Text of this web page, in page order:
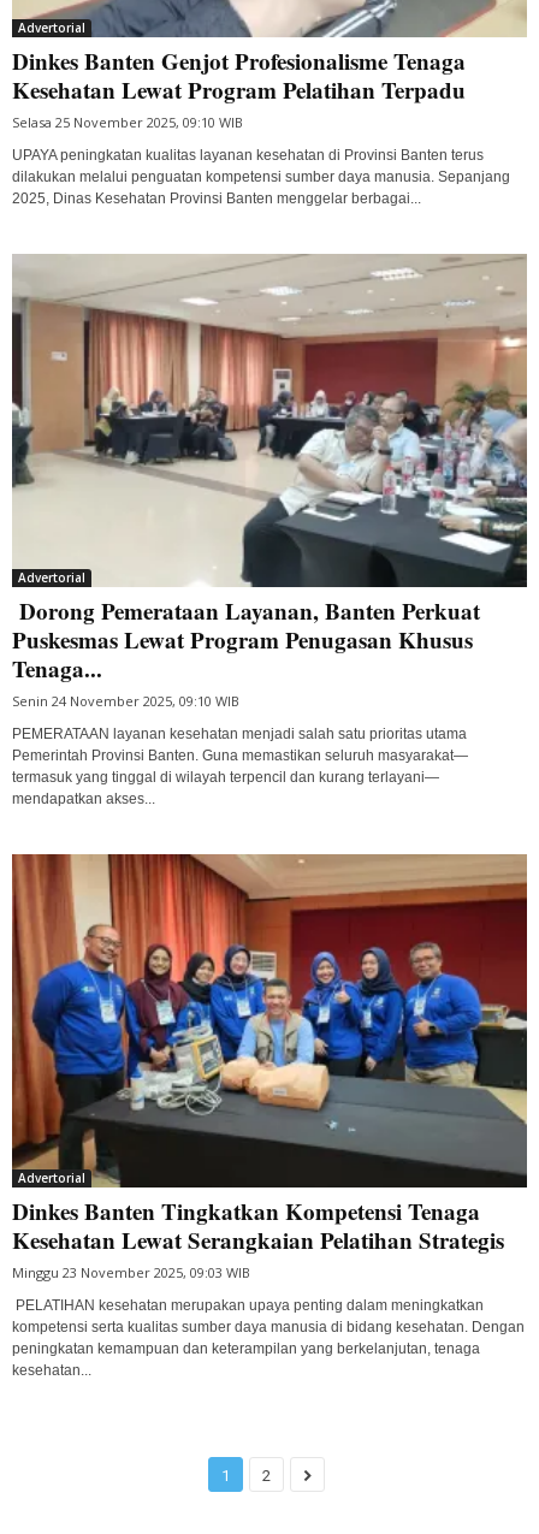
Advertorial
Dinkes Banten Genjot Profesionalisme Tenaga
Kesehatan Lewat Program Pelatihan Terpadu
Selasa 25 November 2025, 09:10 WIB
UPAYA peningkatan kualitas layanan kesehatan di Provinsi Banten terus
dilakukan melalui penguatan kompetensi sumber daya manusia. Sepanjang
2025, Dinas Kesehatan Provinsi Banten menggelar berbagai...
Advertorial
Dorong Pemerataan Layanan, Banten Perkuat
Puskesmas Lewat Program Penugasan Khusus
Tenaga...
Senin 24 November 2025, 09:10 WIB
PEMERATAAN layanan kesehatan menjadi salah satu prioritas utama
Pemerintah Provinsi Banten. Guna memastikan seluruh masyarakat—
termasuk yang tinggal di wilayah terpencil dan kurang terlayani—
mendapatkan akses...
Advertorial
Dinkes Banten Tingkatkan Kompetensi Tenaga
Kesehatan Lewat Serangkaian Pelatihan Strategis
Minggu 23 November 2025, 09:03 WIB
PELATIHAN kesehatan merupakan upaya penting dalam meningkatkan
kompetensi serta kualitas sumber daya manusia di bidang kesehatan. Dengan
peningkatan kemampuan dan keterampilan yang berkelanjutan, tenaga
kesehatan...
1 2